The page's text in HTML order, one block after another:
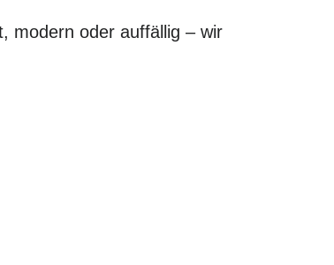
modern oder auffällig – wir